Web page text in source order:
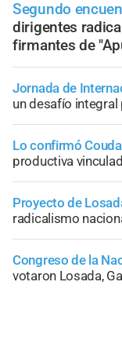
Segundo
dirigentes
firmantes de
Jornada de
un desafío integral
Lo confirmó
productiva
Proyecto de
radicalismo
Congreso de la
votaron Losada,